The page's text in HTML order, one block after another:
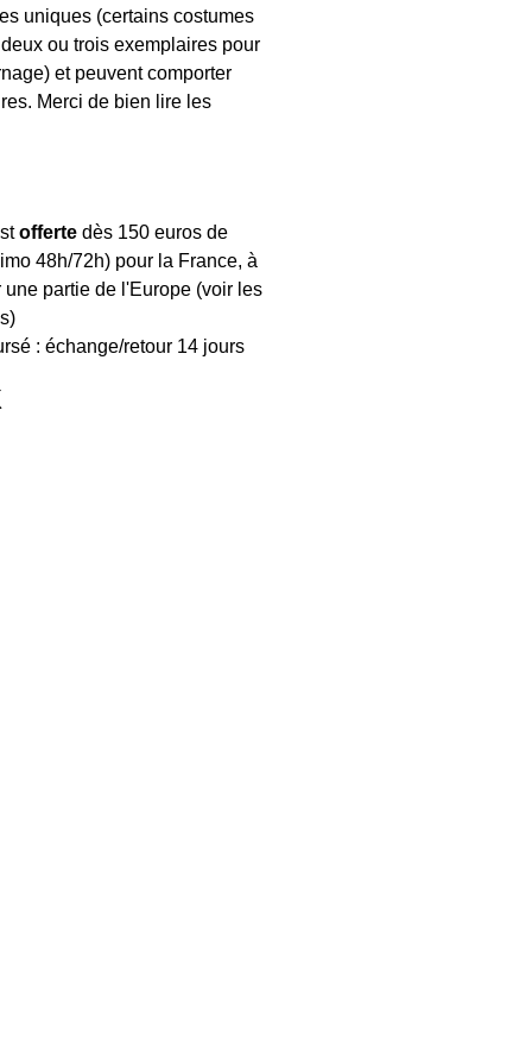
uniques (certains costumes
ou trois exemplaires pour
et peuvent comporter
Merci de bien lire les
offerte dès 150 euros de
48h/72h) pour la France, à
partie de l'Europe (voir les
: échange/retour 14 jours